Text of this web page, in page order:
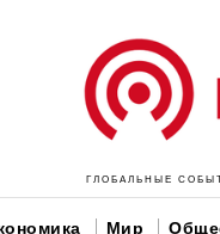
ГЛОБАЛЬНЫЕ
Мир